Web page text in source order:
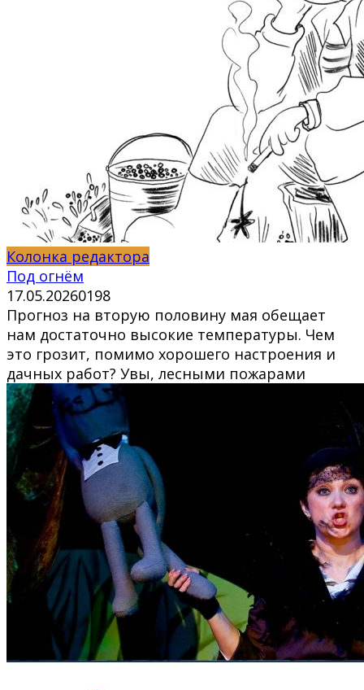
Колонка редактора
Под огнём
17.05.20260198
Прогноз на вторую половину мая обещает
нам достаточно высокие температуры. Чем
это грозит, помимо хорошего настроения и
дачных работ? Увы, лесными пожарами